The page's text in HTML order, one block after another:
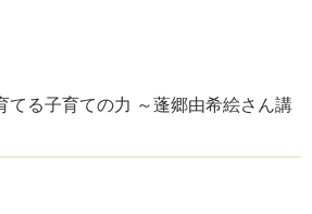
てる子育ての力 ～蓬郷由希絵さん講